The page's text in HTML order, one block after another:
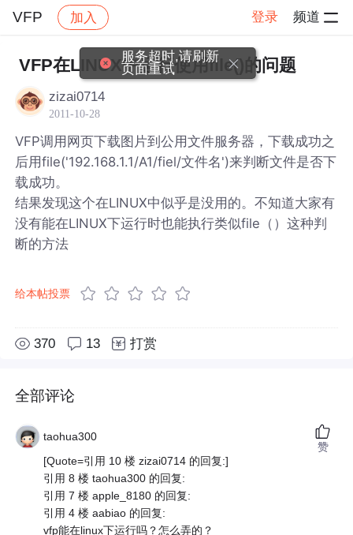
VFP 加入 登录 频道
社区 VFP 帖子详情
VFP在LINUX中运行使用file()的问题
zizai0714
2011-10-28
VFP调用网页下载图片到公用文件服务器，下载成功之
后用file('192.168.1.1/A1/fiel/文件名')来判断文件是否下
载成功。
结果发现这个在LINUX中似乎是没用的。不知道大家有
没有能在LINUX下运行时也能执行类似file（）这种判
断的方法
给本帖投票
370 13 打赏
全部评论
taohua300
[Quote=引用 10 楼 zizai0714 的回复:]
引用 8 楼 taohua300 的回复:
引用 7 楼 apple_8180 的回复:
引用 4 楼 aabiao 的回复:
vfp能在linux下运行吗？怎么弄的？
赞
服务超时,请刷新
页面重试